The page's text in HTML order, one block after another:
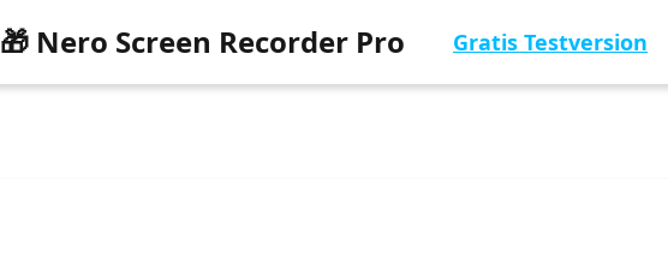
🎁 Nero Screen Recorder Pro Gratis Testversion